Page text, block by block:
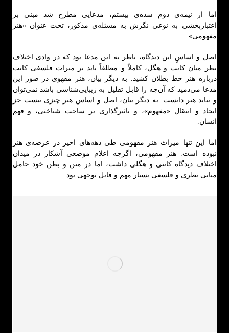
اما از نیمه‌ی دوم سده‌ی بیستم، مدعایی مطرح شد مبنی بر
اعتباربخشی به نوعی نگرش به مسئله‌ی مذکور، تحت عنوان «هنر
مفهومی».
اصل و اساسِ این دیدگاه، ناظر به این مدعا بود که در وادی اختلاف
نظر میان کانت و هگل، کاملاً و مطلقاً باید بر میراث فلسفی کانت
درباره هنر خط بطلان کشید. به دیگر بیان، هنر مفهوی در صور این
مدعا می‌دمید که آن‌چه را قابل تقلیل به زیبایی‌شناسی باشد نمی‌توان
و نباید هنر دانست. به دیگر بیان، اصل و اساس هنر چیزی نیست جز
ایجاد و انتقال «مفهوم»، و تاثیرگذاری بر ساحت شناختی، و فهم
انسان.
اما این تنها میراث هنر مفهومی طی دهه‌های اخیر در عرصه‌ی هنر
نبوده است. هنر مفهومی، اگرچه اعلام موضعی آشکار در میدان
اختلاف دیدگاه کانتی و هگلی داشت، اما در متن و بطن خود حامل
مبانی نظری و فلسفی بسیار مهم و قابل توجهی بود.